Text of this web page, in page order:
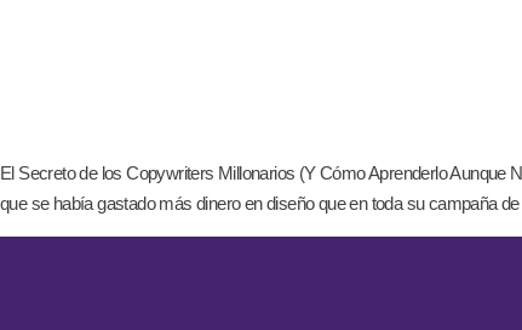
El Secreto de los Copywriters Millonarios (Y Cómo Aprenderlo
que se había gastado más dinero en diseño que en toda su campaña